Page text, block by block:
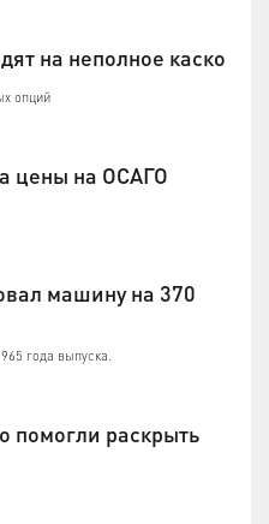
на неполное каско
опций
цены на ОСАГО
машину на 370
года выпуска.
помогли раскрыть